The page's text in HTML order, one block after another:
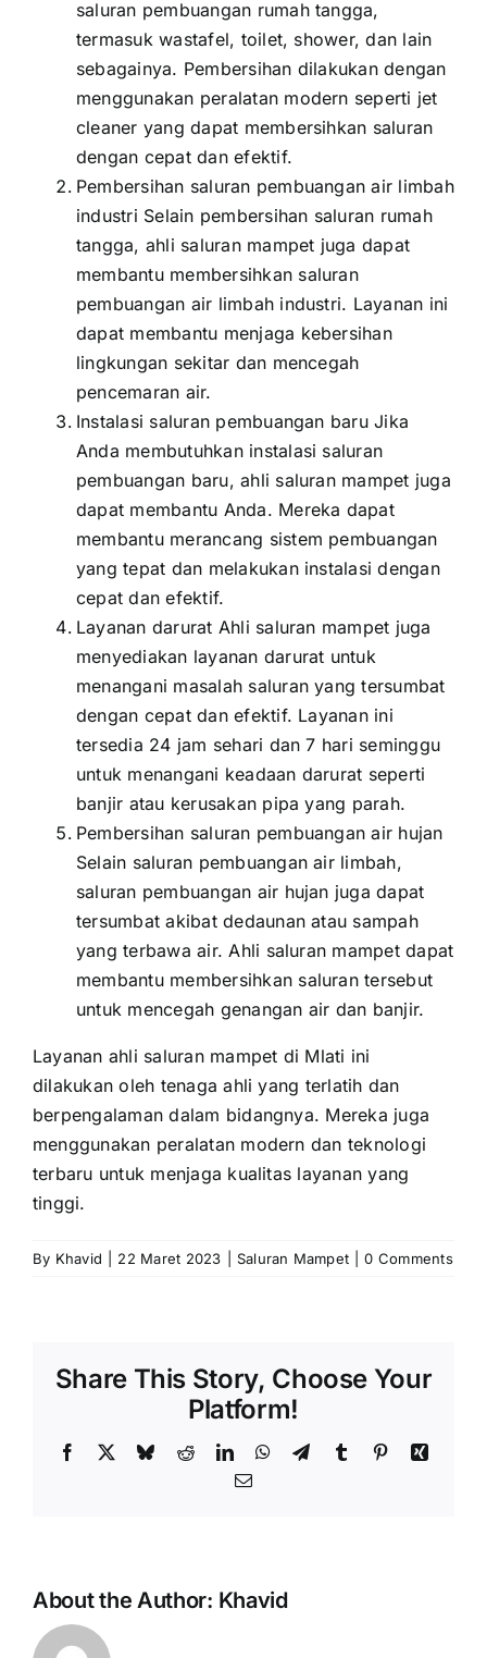
saluran pembuangan rumah tangga,
termasuk wastafel, toilet, shower, dan lain
sebagainya. Pembersihan dilakukan dengan
menggunakan peralatan modern seperti jet
cleaner yang dapat membersihkan saluran
dengan cepat dan efektif.
Pembersihan saluran pembuangan air limbah
industri Selain pembersihan saluran rumah
tangga, ahli saluran mampet juga dapat
membantu membersihkan saluran
pembuangan air limbah industri. Layanan ini
dapat membantu menjaga kebersihan
lingkungan sekitar dan mencegah
pencemaran air.
Instalasi saluran pembuangan baru Jika
Anda membutuhkan instalasi saluran
pembuangan baru, ahli saluran mampet juga
dapat membantu Anda. Mereka dapat
membantu merancang sistem pembuangan
yang tepat dan melakukan instalasi dengan
cepat dan efektif.
Layanan darurat Ahli saluran mampet juga
menyediakan layanan darurat untuk
menangani masalah saluran yang tersumbat
dengan cepat dan efektif. Layanan ini
tersedia 24 jam sehari dan 7 hari seminggu
untuk menangani keadaan darurat seperti
banjir atau kerusakan pipa yang parah.
Pembersihan saluran pembuangan air hujan
Selain saluran pembuangan air limbah,
saluran pembuangan air hujan juga dapat
tersumbat akibat dedaunan atau sampah
yang terbawa air. Ahli saluran mampet dapat
membantu membersihkan saluran tersebut
untuk mencegah genangan air dan banjir.
Layanan ahli saluran mampet di Mlati ini
dilakukan oleh tenaga ahli yang terlatih dan
berpengalaman dalam bidangnya. Mereka juga
menggunakan peralatan modern dan teknologi
terbaru untuk menjaga kualitas layanan yang
tinggi.
By Khavid 22 Maret 2023 Saluran Mampet 0 Comments
Share This Story, Choose Your
Platform!
Facebook BlueskyRedditLinkedInWhatsApp
TelegramTumblr PinterestXing
Email
About the Author: Khavid